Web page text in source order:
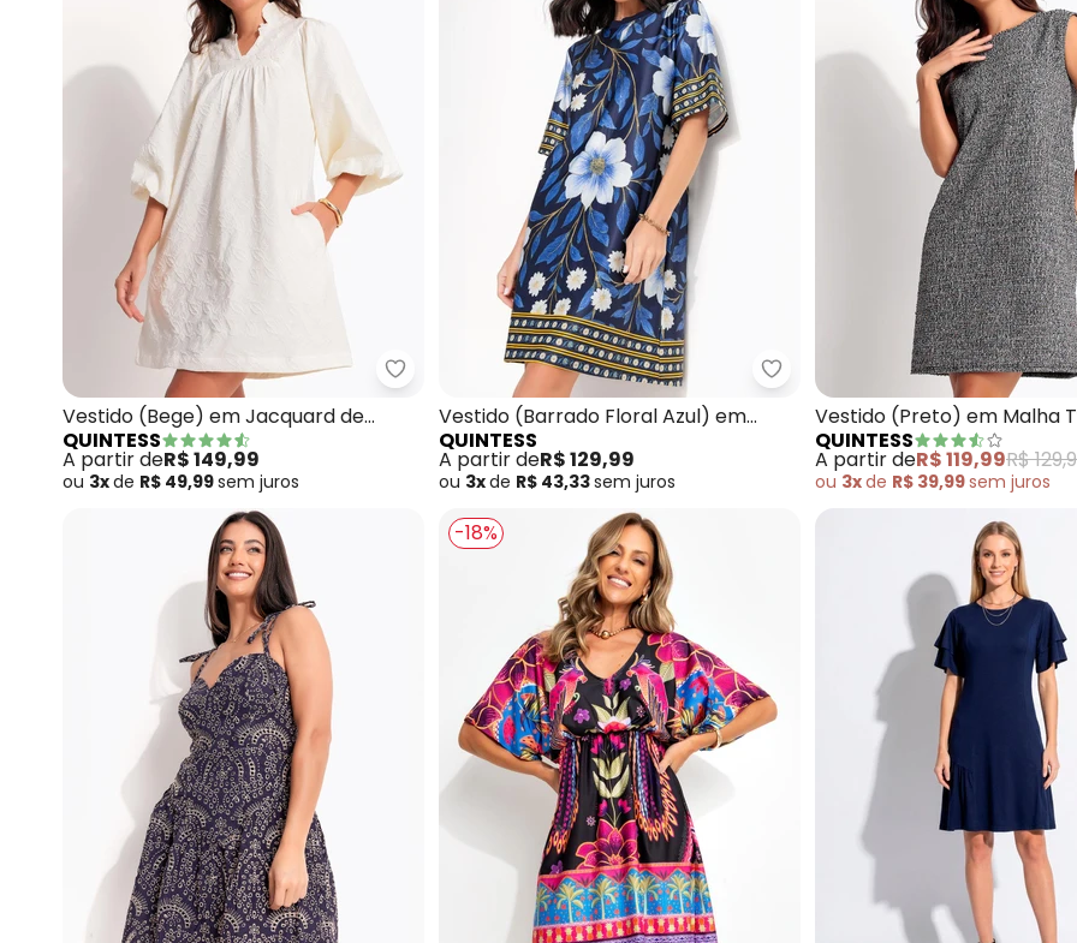
Quintess - Vestido (Bege) em Jacquard de Poliéster
Vestido (Bege) em Jacquard de
Poliéster
QUINTESS
A partir deR$ 149,99
ou 3xde R$ 49,99sem juros
Quintess - Vestido (Barrado
Vestido (Barrado Floral Azul) em
Malha Fria
QUINTESS
A partir deR$ 129,99
ou 3xde R$ 43,33sem juros
Vestido (Preto) em Malha
QUINTESS
A partir deR$ 119,99R$
ou 3xde R$ 39,99sem juros
-18%